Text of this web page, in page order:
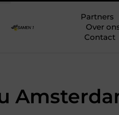
Partners
Over
Contact